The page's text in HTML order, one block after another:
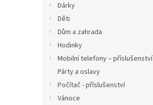
Dárky
Děti
Dům a zahrada
Hodinky
Mobilní telefony – příslušenství
Párty a oslavy
Počítač - příslušenství
Vánoce